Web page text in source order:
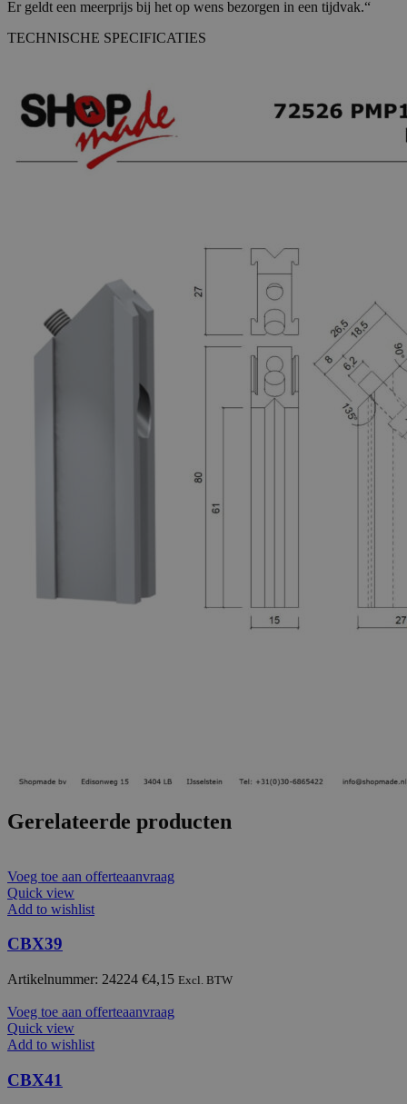
Er geldt een meerprijs bij het op wens bezorgen in een tijdvak.“
TECHNISCHE SPECIFICATIES
Gerelateerde producten
Voeg toe aan offerteaanvraag
Quick view
Add to wishlist
CBX39
Artikelnummer: 24224 €4,15 Excl. BTW
Voeg toe aan offerteaanvraag
Quick view
Add to wishlist
CBX41